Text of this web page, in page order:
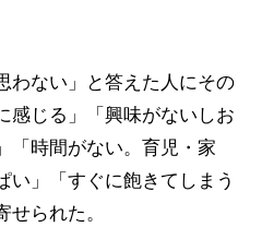
わない」と答えた人にその
感じる」「興味がないしお
「時間がない。育児・家
い」「すぐに飽きてしまう
られた。